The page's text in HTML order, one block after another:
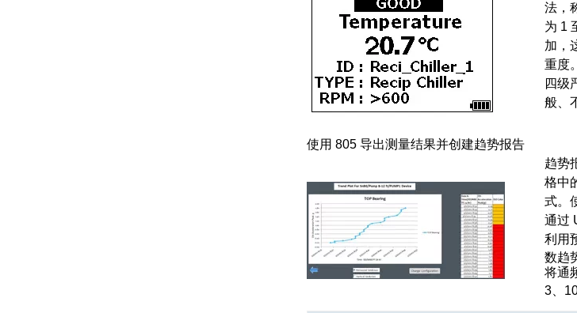
法，
为 1
加，
重度
四级
般、
使用 805 导出测量结果并创建趋势报告
趋势
格中
式。
通过
利用
数趋
将通
3、